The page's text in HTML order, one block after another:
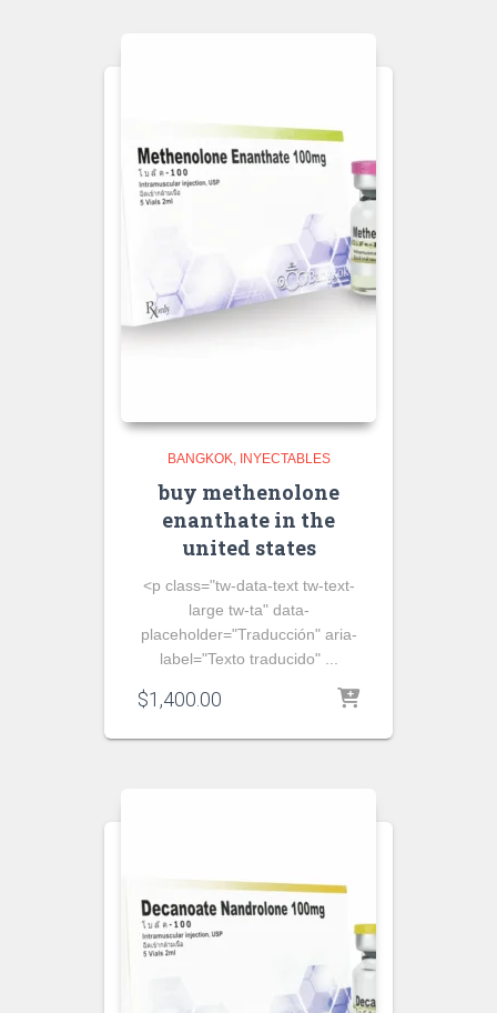
BANGKOK INYECTABLES
buy methenolone
enanthate in the
united states
<p class="tw-data-text tw-text-
large tw-ta" data-
placeholder="Traducción" aria-
label="Texto traducido" ...
$1,400.00